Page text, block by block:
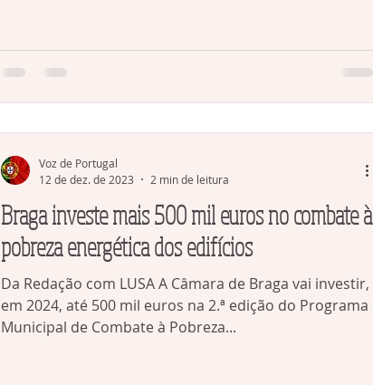
Braga investe mais 500 mil euros no combate à
pobreza energética dos edifícios
Da Redação com LUSA A Câmara de Braga vai investir,
em 2024, até 500 mil euros na 2.ª edição do Programa
Municipal de Combate à Pobreza...
Voz de Portugal
12 de dez. de 2023
2 min de leitura